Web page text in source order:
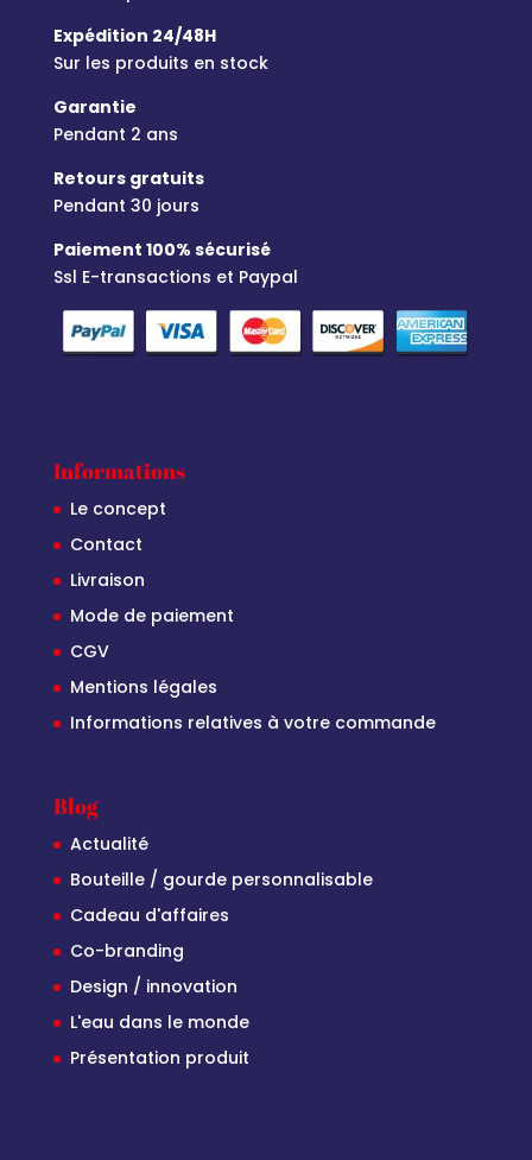
Expédition 24/48H
Sur les produits en stock
Garantie
Pendant 2 ans
Retours gratuits
Pendant 30 jours
Paiement 100% sécurisé
Ssl E-transactions et Paypal
Informations
Le concept
Contact
Livraison
Mode de paiement
CGV
Mentions légales
Informations relatives à votre commande
Blog
Actualité
Bouteille / gourde personnalisable
Cadeau d'affaires
Co-branding
Design / innovation
L'eau dans le monde
Présentation produit